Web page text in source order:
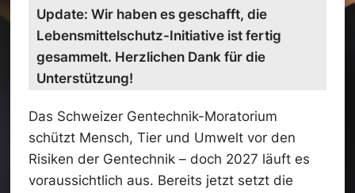
Update: Wir haben es geschafft, die
Lebensmittelschutz-Initiative ist fertig
gesammelt. Herzlichen Dank für die
Unterstützung!
Das Schweizer Gentechnik-Moratorium
schützt Mensch, Tier und Umwelt vor den
Risiken der Gentechnik – doch 2027 läuft es
voraussichtlich aus. Bereits jetzt setzt die